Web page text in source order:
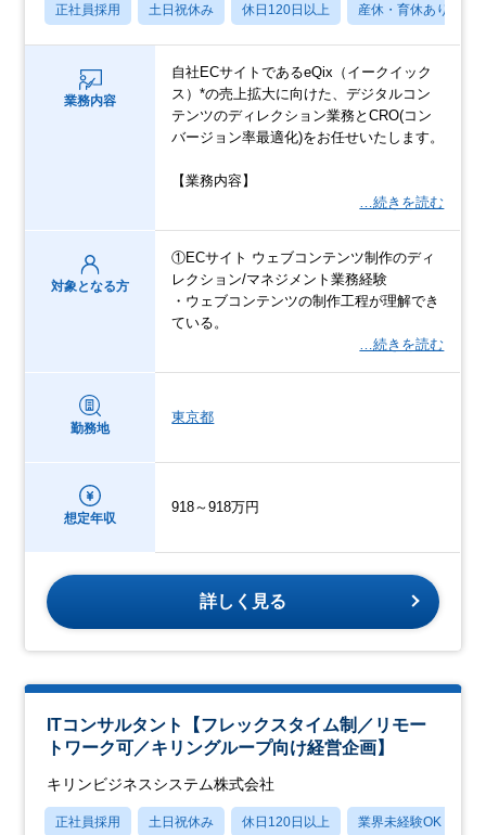
正社員採用 土日祝休み 休日120日以上 産休・育休あり
業務内容
自社ECサイトであるeQix（イークイック
ス）*の売上拡大に向けた、デジタルコン
テンツのディレクション業務とCRO(コン
バージョン率最適化)をお任せいたします。
【業務内容】
…続きを読む
対象となる方
①ECサイト ウェブコンテンツ制作のディ
レクション/マネジメント業務経験
・ウェブコンテンツの制作工程が理解でき
ている。
…続きを読む
勤務地
東京都
想定年収
918～918万円
詳しく見る
ITコンサルタント【フレックスタイム制／リモー
トワーク可／キリングループ向け経営企画】
キリンビジネスシステム株式会社
正社員採用 土日祝休み 休日120日以上 業界未経験OK